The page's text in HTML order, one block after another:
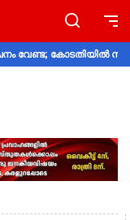
വേണ്ട; കോടതിയിൽ